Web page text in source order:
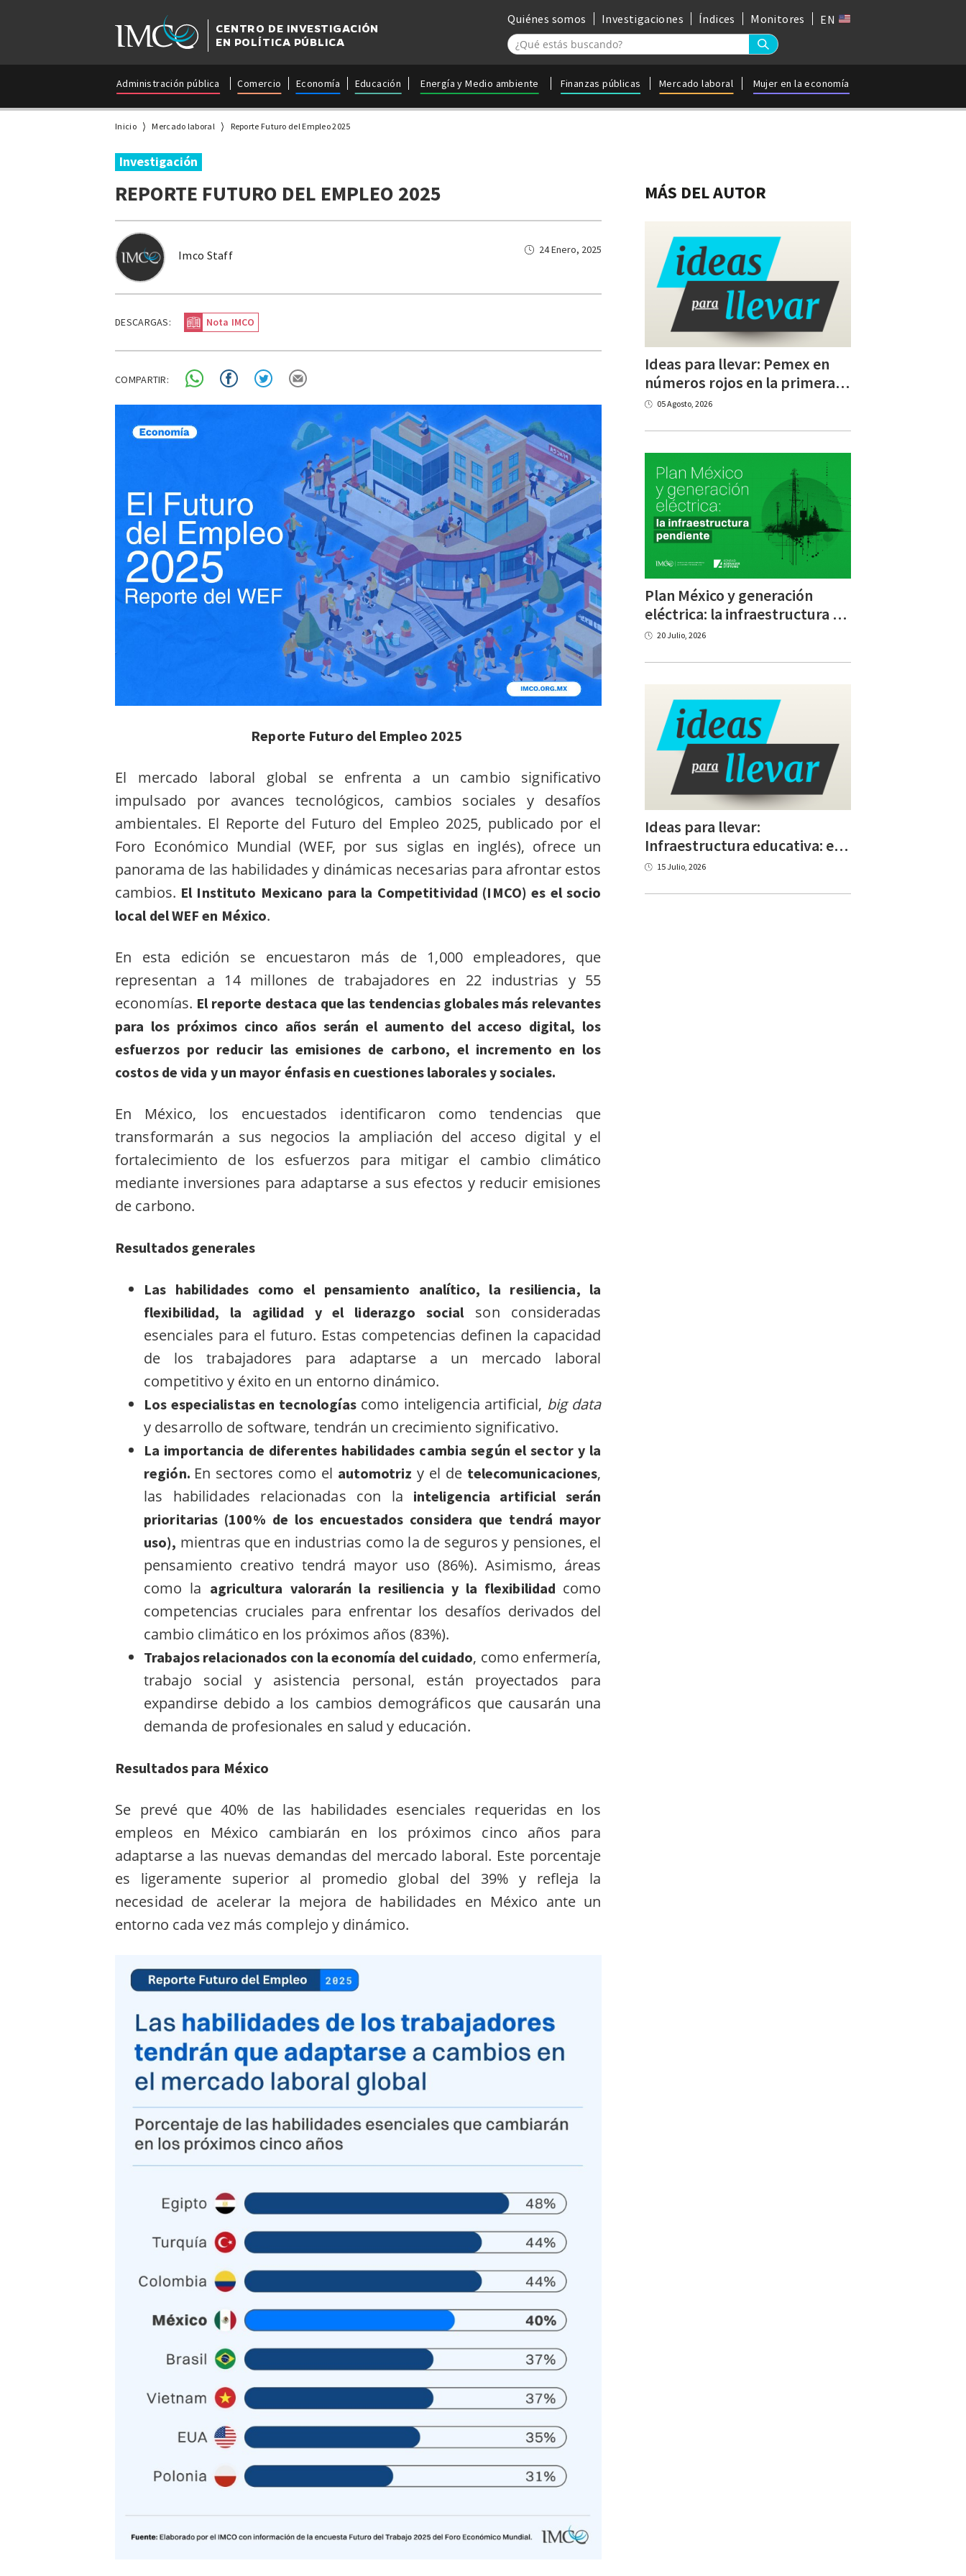
CENTRO DE INVESTIGACIÓN
EN POLÍTICA PÚBLICA
Quiénes somos Investigaciones Índices Monitores EN
Administración pública Comercio Economía Educación Energía y Medio ambiente Finanzas públicas Mercado laboral Mujer en la economía
Inicio Mercado laboral Reporte Futuro del Empleo 2025
Investigación
REPORTE FUTURO DEL EMPLEO 2025
Imco Staff 24 Enero, 2025
DESCARGAS: Nota IMCO
COMPARTIR:
Reporte Futuro del Empleo 2025
El mercado laboral global se enfrenta a un cambio significativo
impulsado por avances tecnológicos, cambios sociales y desafíos
ambientales. El Reporte del Futuro del Empleo 2025, publicado por el
Foro Económico Mundial (WEF, por sus siglas en inglés), ofrece un
panorama de las habilidades y dinámicas necesarias para afrontar estos
cambios. El Instituto Mexicano para la Competitividad (IMCO) es el socio
local del WEF en México.
En esta edición se encuestaron más de 1,000 empleadores, que
representan a 14 millones de trabajadores en 22 industrias y 55
economías. El reporte destaca que las tendencias globales más relevantes
para los próximos cinco años serán el aumento del acceso digital, los
esfuerzos por reducir las emisiones de carbono, el incremento en los
costos de vida y un mayor énfasis en cuestiones laborales y sociales.
En México, los encuestados identificaron como tendencias que
transformarán a sus negocios la ampliación del acceso digital y el
fortalecimiento de los esfuerzos para mitigar el cambio climático
mediante inversiones para adaptarse a sus efectos y reducir emisiones
de carbono.
Resultados generales
Las habilidades como el pensamiento analítico, la resiliencia, la
flexibilidad, la agilidad y el liderazgo socialson consideradas
esenciales para el futuro. Estas competencias definen la capacidad
de los trabajadores para adaptarse a un mercado laboral
competitivo y éxito en un entorno dinámico.
Los especialistas en tecnologíascomo inteligencia artificial, big data
y desarrollo de software, tendrán un crecimiento significativo.
La importancia de diferentes habilidades cambia según el sector y la
región. En sectores como el automotriz y el de telecomunicaciones,
las habilidades relacionadas con la inteligencia artificial serán
prioritarias (100% de los encuestados considera que tendrá mayor
uso), mientras que en industrias como la de seguros y pensiones, el
pensamiento creativo tendrá mayor uso (86%). Asimismo, áreas
como la agricultura valorarán la resiliencia y la flexibilidad como
competencias cruciales para enfrentar los desafíos derivados del
cambio climático en los próximos años (83%).
Trabajos relacionados con la economía del cuidado, como enfermería,
trabajo social y asistencia personal, están proyectados para
expandirse debido a los cambios demográficos que causarán una
demanda de profesionales en salud y educación.
Resultados para México
Se prevé que 40% de las habilidades esenciales requeridas en los
empleos en México cambiarán en los próximos cinco años para
adaptarse a las nuevas demandas del mercado laboral. Este porcentaje
es ligeramente superior al promedio global del 39% y refleja la
necesidad de acelerar la mejora de habilidades en México ante un
entorno cada vez más complejo y dinámico.
MÁS DEL AUTOR
Ideas para llevar: Pemex en
números rojos en la primera mitad de 2026
05 Agosto, 2026
Plan México y generación
eléctrica: la infraestructura pendiente
20 Julio, 2026
Ideas para llevar:
Infraestructura educativa: el presupuesto crece, pero los retos siguen
15 Julio, 2026